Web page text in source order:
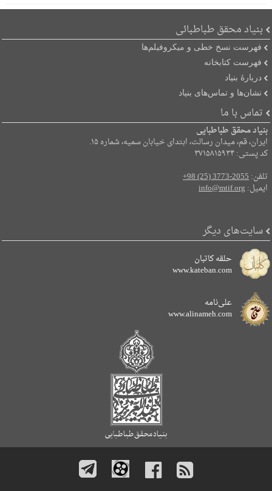
بنیاد محقق طباطبائی
فهرست نسخ خطی و میکروفیلم‌ها
فهرست کتابخانه
دربارۀ بنیاد
نشان‌ها و تماس‌های بنیاد
تماس با ما
بنیاد محقق طباطبایی
ایران، قم، میدان رسالت، ابتدای خیابان سمیه، شماره ۱۵.
کد پستی: ۳۷۱۵۸۱۵۹۳۴
تلفن:+98 (25) 3773-2055
ایمیل:info@mtif.org
سایت‌های دیگر
حلقه کاتبان
www.kateban.com
علی‌نامه
www.alinameh.com